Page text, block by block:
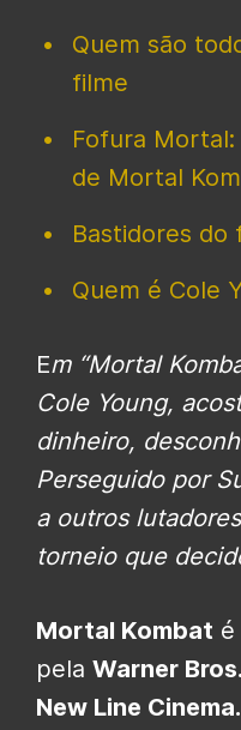
Quem são
filme
Fofura
de Mortal
Bastidores do
Quem é Cole
Em “Mortal
Cole Young,
dinheiro,
Perseguido por
a outros
torneio que
Mortal Kombat
pela Warner Bros.
New Line Cinema.